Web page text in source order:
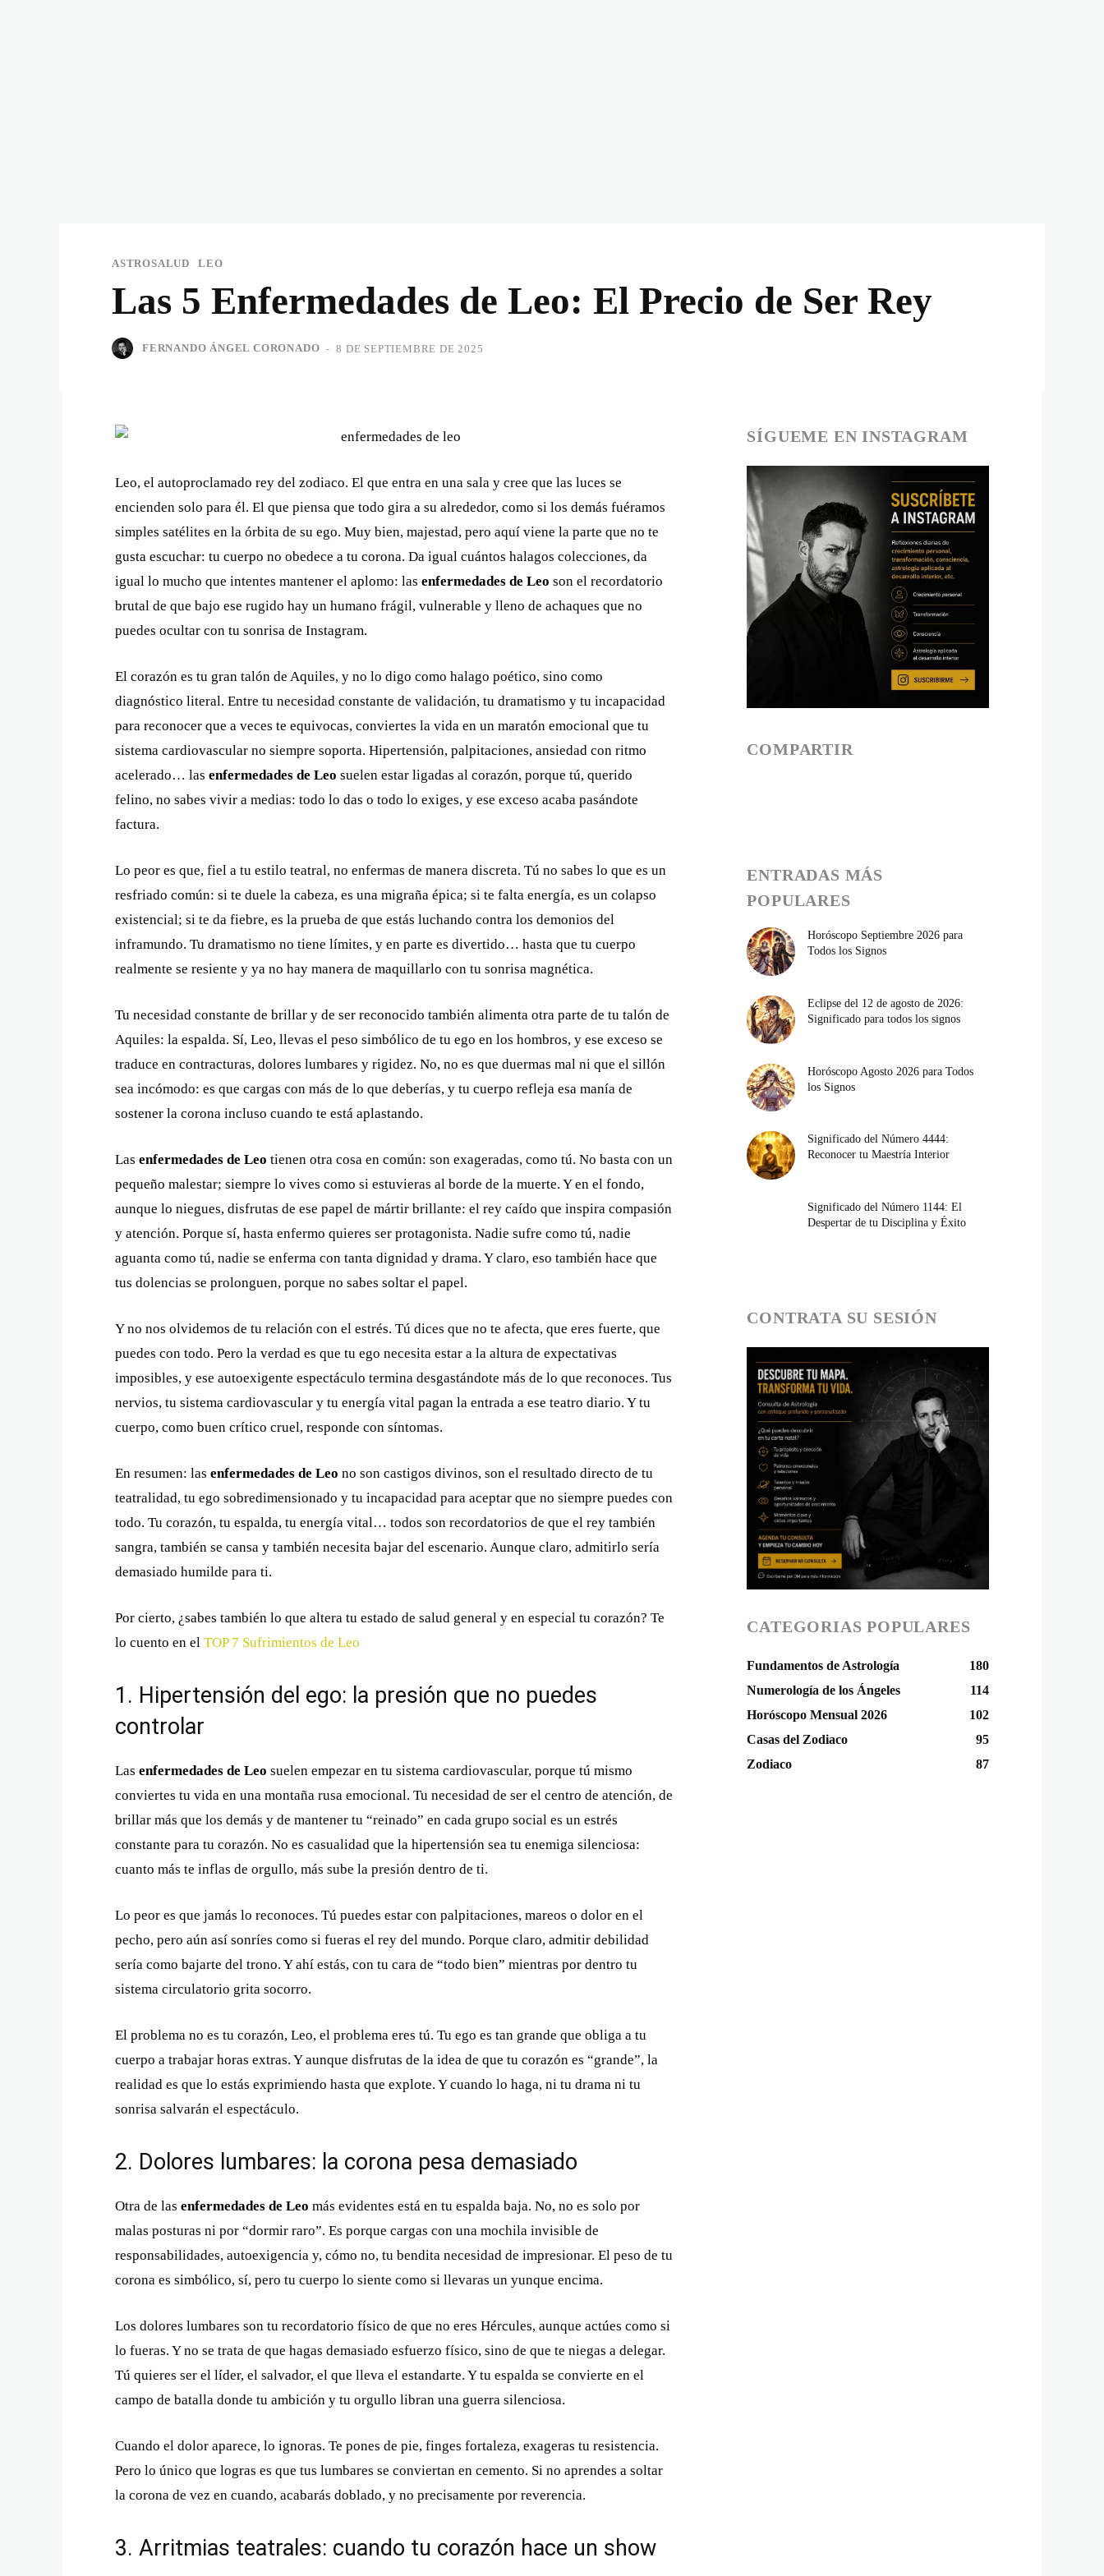
ASTROSALUD LEO
Las 5 Enfermedades de Leo: El Precio de Ser Rey
FERNANDO ÁNGEL CORONADO - 8 DE SEPTIEMBRE DE 2025
Leo, el autoproclamado rey del zodiaco. El que entra en una sala y cree que las luces se
encienden solo para él. El que piensa que todo gira a su alrededor, como si los demás fuéramos
simples satélites en la órbita de su ego. Muy bien, majestad, pero aquí viene la parte que no te
gusta escuchar: tu cuerpo no obedece a tu corona. Da igual cuántos halagos colecciones, da
igual lo mucho que intentes mantener el aplomo: las enfermedades de Leo son el recordatorio
brutal de que bajo ese rugido hay un humano frágil, vulnerable y lleno de achaques que no
puedes ocultar con tu sonrisa de Instagram.
El corazón es tu gran talón de Aquiles, y no lo digo como halago poético, sino como
diagnóstico literal. Entre tu necesidad constante de validación, tu dramatismo y tu incapacidad
para reconocer que a veces te equivocas, conviertes la vida en un maratón emocional que tu
sistema cardiovascular no siempre soporta. Hipertensión, palpitaciones, ansiedad con ritmo
acelerado… las enfermedades de Leo suelen estar ligadas al corazón, porque tú, querido
felino, no sabes vivir a medias: todo lo das o todo lo exiges, y ese exceso acaba pasándote
factura.
Lo peor es que, fiel a tu estilo teatral, no enfermas de manera discreta. Tú no sabes lo que es un
resfriado común: si te duele la cabeza, es una migraña épica; si te falta energía, es un colapso
existencial; si te da fiebre, es la prueba de que estás luchando contra los demonios del
inframundo. Tu dramatismo no tiene límites, y en parte es divertido… hasta que tu cuerpo
realmente se resiente y ya no hay manera de maquillarlo con tu sonrisa magnética.
Tu necesidad constante de brillar y de ser reconocido también alimenta otra parte de tu talón de
Aquiles: la espalda. Sí, Leo, llevas el peso simbólico de tu ego en los hombros, y ese exceso se
traduce en contracturas, dolores lumbares y rigidez. No, no es que duermas mal ni que el sillón
sea incómodo: es que cargas con más de lo que deberías, y tu cuerpo refleja esa manía de
sostener la corona incluso cuando te está aplastando.
Las enfermedades de Leo tienen otra cosa en común: son exageradas, como tú. No basta con un
pequeño malestar; siempre lo vives como si estuvieras al borde de la muerte. Y en el fondo,
aunque lo niegues, disfrutas de ese papel de mártir brillante: el rey caído que inspira compasión
y atención. Porque sí, hasta enfermo quieres ser protagonista. Nadie sufre como tú, nadie
aguanta como tú, nadie se enferma con tanta dignidad y drama. Y claro, eso también hace que
tus dolencias se prolonguen, porque no sabes soltar el papel.
Y no nos olvidemos de tu relación con el estrés. Tú dices que no te afecta, que eres fuerte, que
puedes con todo. Pero la verdad es que tu ego necesita estar a la altura de expectativas
imposibles, y ese autoexigente espectáculo termina desgastándote más de lo que reconoces. Tus
nervios, tu sistema cardiovascular y tu energía vital pagan la entrada a ese teatro diario. Y tu
cuerpo, como buen crítico cruel, responde con síntomas.
En resumen: las enfermedades de Leo no son castigos divinos, son el resultado directo de tu
teatralidad, tu ego sobredimensionado y tu incapacidad para aceptar que no siempre puedes con
todo. Tu corazón, tu espalda, tu energía vital… todos son recordatorios de que el rey también
sangra, también se cansa y también necesita bajar del escenario. Aunque claro, admitirlo sería
demasiado humilde para ti.
Por cierto, ¿sabes también lo que altera tu estado de salud general y en especial tu corazón? Te
lo cuento en el TOP 7 Sufrimientos de Leo
1. Hipertensión del ego: la presión que no puedes
controlar
Las enfermedades de Leo suelen empezar en tu sistema cardiovascular, porque tú mismo
conviertes tu vida en una montaña rusa emocional. Tu necesidad de ser el centro de atención, de
brillar más que los demás y de mantener tu “reinado” en cada grupo social es un estrés
constante para tu corazón. No es casualidad que la hipertensión sea tu enemiga silenciosa:
cuanto más te inflas de orgullo, más sube la presión dentro de ti.
Lo peor es que jamás lo reconoces. Tú puedes estar con palpitaciones, mareos o dolor en el
pecho, pero aún así sonríes como si fueras el rey del mundo. Porque claro, admitir debilidad
sería como bajarte del trono. Y ahí estás, con tu cara de “todo bien” mientras por dentro tu
sistema circulatorio grita socorro.
El problema no es tu corazón, Leo, el problema eres tú. Tu ego es tan grande que obliga a tu
cuerpo a trabajar horas extras. Y aunque disfrutas de la idea de que tu corazón es “grande”, la
realidad es que lo estás exprimiendo hasta que explote. Y cuando lo haga, ni tu drama ni tu
sonrisa salvarán el espectáculo.
2. Dolores lumbares: la corona pesa demasiado
Otra de las enfermedades de Leo más evidentes está en tu espalda baja. No, no es solo por
malas posturas ni por “dormir raro”. Es porque cargas con una mochila invisible de
responsabilidades, autoexigencia y, cómo no, tu bendita necesidad de impresionar. El peso de tu
corona es simbólico, sí, pero tu cuerpo lo siente como si llevaras un yunque encima.
Los dolores lumbares son tu recordatorio físico de que no eres Hércules, aunque actúes como si
lo fueras. Y no se trata de que hagas demasiado esfuerzo físico, sino de que te niegas a delegar.
Tú quieres ser el líder, el salvador, el que lleva el estandarte. Y tu espalda se convierte en el
campo de batalla donde tu ambición y tu orgullo libran una guerra silenciosa.
Cuando el dolor aparece, lo ignoras. Te pones de pie, finges fortaleza, exageras tu resistencia.
Pero lo único que logras es que tus lumbares se conviertan en cemento. Si no aprendes a soltar
la corona de vez en cuando, acabarás doblado, y no precisamente por reverencia.
3. Arritmias teatrales: cuando tu corazón hace un show
SÍGUEME EN INSTAGRAM
COMPARTIR
ENTRADAS MÁS
POPULARES
Horóscopo Septiembre 2026 para
Todos los Signos
Eclipse del 12 de agosto de 2026:
Significado para todos los signos
Horóscopo Agosto 2026 para Todos
los Signos
Significado del Número 4444:
Reconocer tu Maestría Interior
Significado del Número 1144: El
Despertar de tu Disciplina y Éxito
CONTRATA SU SESIÓN
CATEGORIAS POPULARES
Fundamentos de Astrología
180
Numerología de los Ángeles
114
Horóscopo Mensual 2026
102
Casas del Zodiaco
95
Zodiaco
87